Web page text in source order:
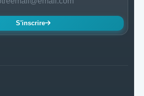
S'inscrire